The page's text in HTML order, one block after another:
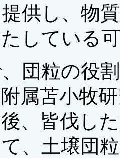
供し、物
している
団粒の役
属苫小牧
、皆伐し
、土壌団